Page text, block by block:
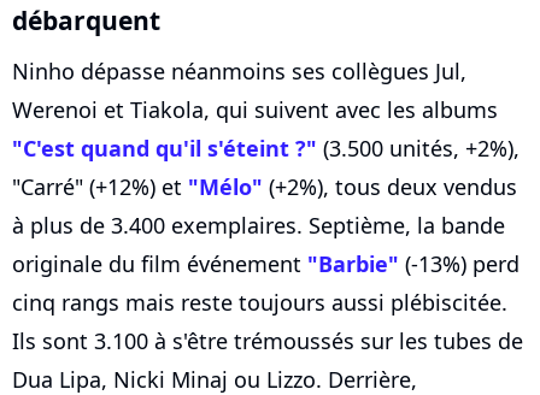
débarquent
Ninho dépasse néanmoins ses collègues Jul,
Werenoi et Tiakola, qui suivent avec les albums
"C'est quand qu'il s'éteint ?" (3.500 unités, +2%),
"Carré" (+12%) et "Mélo" (+2%), tous deux vendus
à plus de 3.400 exemplaires. Septième, la bande
originale du film événement "Barbie" (-13%) perd
cinq rangs mais reste toujours aussi plébiscitée.
Ils sont 3.100 à s'être trémoussés sur les tubes de
Dua Lipa, Nicki Minaj ou Lizzo. Derrière,